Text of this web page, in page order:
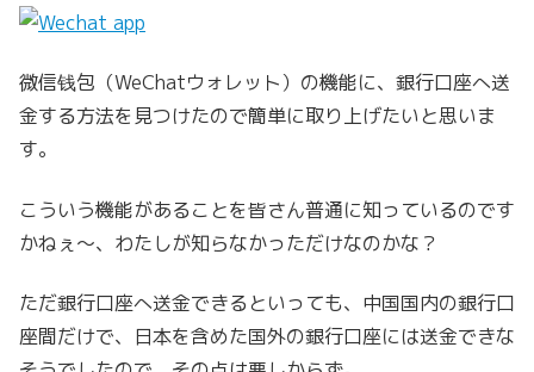
微信钱包（WeChatウォレット）の機能に、銀行口座へ送
金する方法を見つけたので簡単に取り上げたいと思いま
す。
こういう機能があることを皆さん普通に知っているのです
かねぇ〜、わたしが知らなかっただけなのかな？
ただ銀行口座へ送金できるといっても、中国国内の銀行口
座間だけで、日本を含めた国外の銀行口座には送金できな